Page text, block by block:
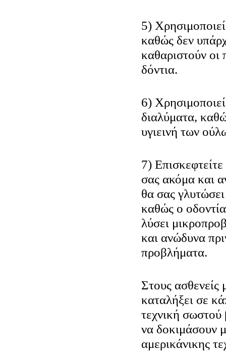
5)
καθώς δεν
καθαριστούν οι
δόντια.
6)
διαλύματα,
υγιεινή των
7)
σας ακόμα και
θα σας
καθώς ο
λύσει
και ανώδυνα
προβλήματα.
Στους ασθενείς
καταλήξει σε
τεχνική σωστού
να δοκιμάσουν
αμερικάνικης